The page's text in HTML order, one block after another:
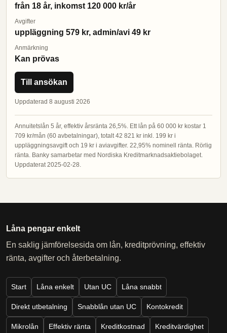
från 18 år, inkomst 120 000 kr/år
Avgifter
uppläggning 579 kr, admin/avi 49 kr
Anmärkning
Kan prövas
Till ansökan
Uppdaterad 8 augusti 2026
Annuitetslån 5 år, effektiv årsränta 26,5%. Ett lån på 60 000 kr kostar 1
709 kr/mån (60 avbetalningar), totalt 42 821 kr inkl. 199 kr i
uppläggningsavgift och 19 kr i aviavgifter. 22,95% nominell ränta. Rörlig
ränta. Banky samarbetar med Nordiska Kreditmarknadsaktiebolaget.
Uppdaterat 2025-02-28.
Låna pengar enkelt
En saklig jämförelsesida om lån, kreditprövning, effektiv
ränta, avgifter och återbetalning.
Start Låna enkelt Utan UC Låna snabbt
Direkt utbetalning Snabblån utan UC Kontokredit
Mikrolån Effektiv ränta Kreditkostnad Kreditvärdighet